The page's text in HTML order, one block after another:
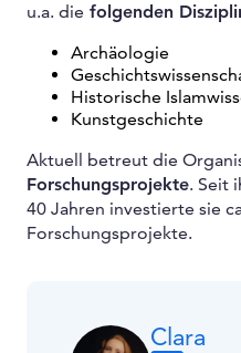
u.a. die folgenden
Archäologie
Historische
Kunstgeschichte
Aktuell betreut die
Forschungsprojekte. Seit
40 Jahren investierte sie
Forschungsprojekte.
Clara